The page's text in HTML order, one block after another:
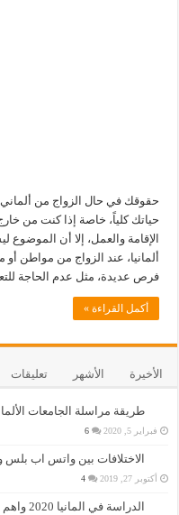
حقوقك في حال الزواج من
حياتك كلياً، خاصة إذا كنت من
الإقامة والعمل، إلا أن
ألمانيا، عند الزواج من مواطن
فرص عديدة، مثل عدم الحاجة
أكمل القراءة »
الأخيرة الأشهر تعليقات
طريقة مراسلة الجامعات
فبراير 5, 2020 6
الاختلافات بين واتس اب
أكتوبر 27, 2019 4
الدراسة في المانيا 2020 واهم التفاصيل عنها